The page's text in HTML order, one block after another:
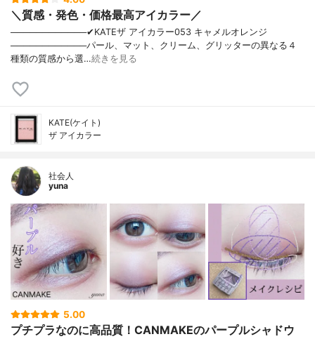
＼質感・発色・価格最高アイカラー／
────────────✔︎KATEザ アイカラー053 キャメルオレンジ
────────────パール、マット、クリーム、グリッターの異なる４
種類の質感から選…続きを見る
KATE(ケイト)
ザ アイカラー
社会人
yuna
5.00
プチプラなのに高品質！CANMAKEのパープルシャドウ